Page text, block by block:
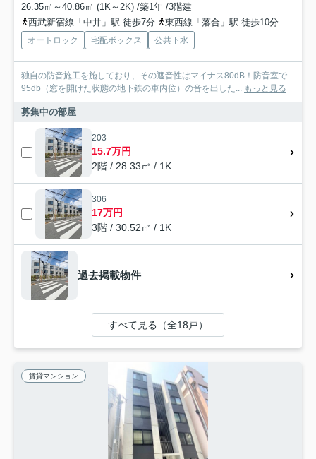
26.35㎡～40.86㎡ (1K～2K) /築1年 /3階建
西武新宿線「中井」駅 徒歩7分
東西線「落合」駅 徒歩10分
オートロック 宅配ボックス 公共下水
独自の防音施工を施しており、その遮音性はマイナス80dB！防音室で
95db（窓を開けた状態の地下鉄の車内位）の音を出した... もっと見る
募集中の部屋
203
15.7万円
2階 / 28.33㎡ / 1K
306
17万円
3階 / 30.52㎡ / 1K
過去掲載物件
すべて見る（全18戸）
賃貸マンション